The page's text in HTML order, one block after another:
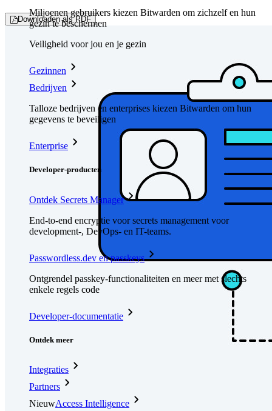
Miljoenen gebruikers kiezen Bitwarden om zichzelf en hun
gezin te beschermen
Veiligheid voor jou en je gezin
Gezinnen
Bedrijven
Talloze bedrijven en enterprises kiezen Bitwarden om hun
gegevens te beveiligen
Enterprise
Developer-producten
Ontdek Secrets Manager
End-to-end encryptie voor secrets management voor
development-, DevOps- en IT-teams.
Passwordless.dev en passkeys
Ontgrendel passkey-functionaliteiten en meer met slechts
enkele regels code
Developer-documentatie
Ontdek meer
Integraties
Partners
NieuwAccess Intelligence
Downloaden als PDF